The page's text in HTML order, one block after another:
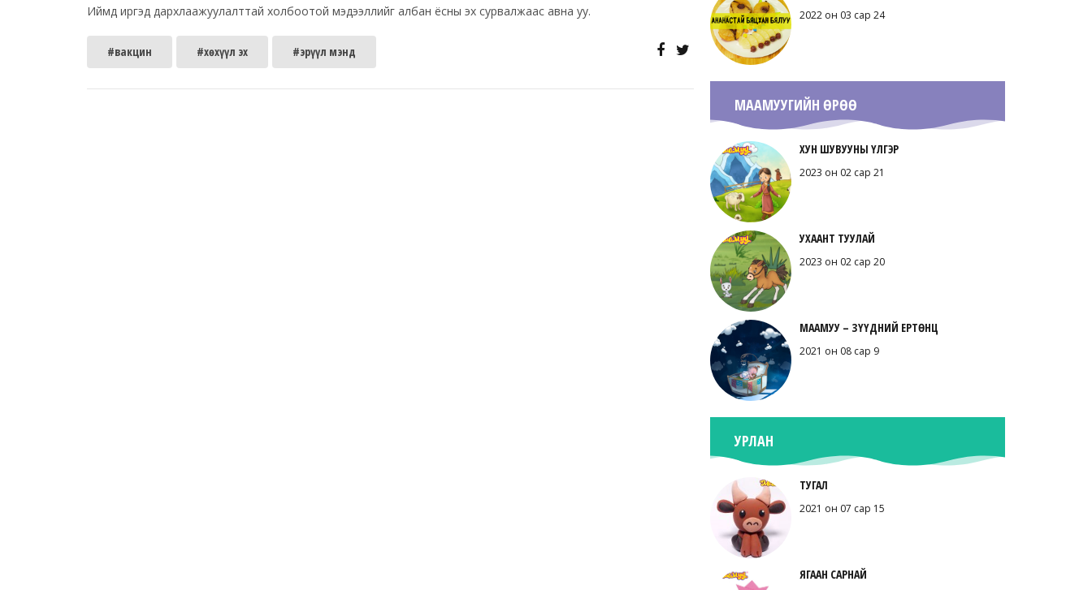
Иймд иргэд дархлаажуулалттай холбоотой мэдээллийг албан ёсны эх сурвалжаас авна уу.
#вакцин #хөхүүл эх #эрүүл мэнд
2022 он 03 сар 24
МААМУУГИЙН ӨРӨӨ
ХУН ШУВУУНЫ ҮЛГЭР
2023 он 02 сар 21
УХААНТ ТУУЛАЙ
2023 он 02 сар 20
МААМУУ – ЗҮҮДНИЙ ЕРТӨНЦ
2021 он 08 сар 9
УРЛАН
ТУГАЛ
2021 он 07 сар 15
ЯГААН САРНАЙ